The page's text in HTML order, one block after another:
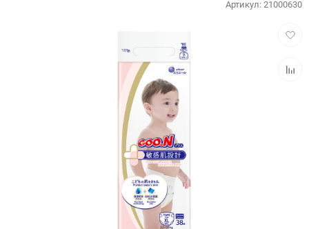
Артикул:21000630